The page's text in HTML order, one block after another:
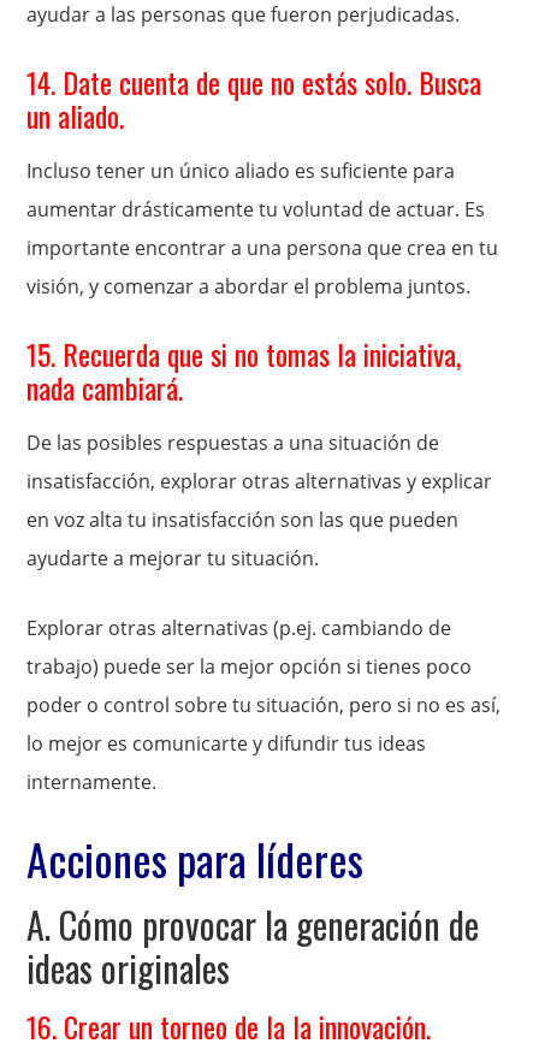
ayudar a las personas que fueron perjudicadas.
14. Date cuenta de que no estás solo. Busca
un aliado.
Incluso tener un único aliado es suficiente para
aumentar drásticamente tu voluntad de actuar. Es
importante encontrar a una persona que crea en tu
visión, y comenzar a abordar el problema juntos.
15. Recuerda que si no tomas la iniciativa,
nada cambiará.
De las posibles respuestas a una situación de
insatisfacción, explorar otras alternativas y explicar
en voz alta tu insatisfacción son las que pueden
ayudarte a mejorar tu situación.
Explorar otras alternativas (p.ej. cambiando de
trabajo) puede ser la mejor opción si tienes poco
poder o control sobre tu situación, pero si no es así,
lo mejor es comunicarte y difundir tus ideas
internamente.
Acciones para líderes
A. Cómo provocar la generación de
ideas originales
16. Crear un torneo de la la innovación.